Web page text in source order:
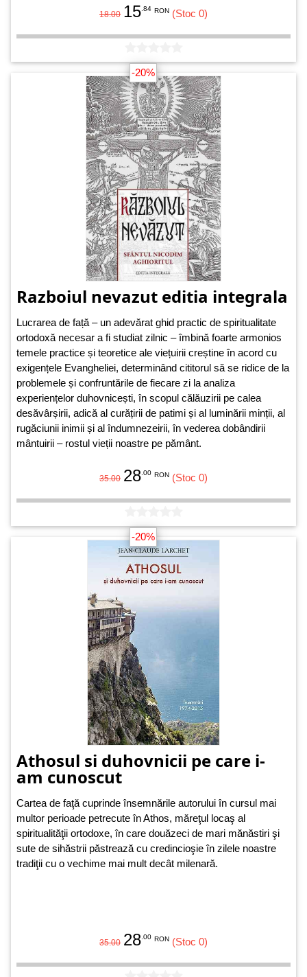
18.00 15 .84 RON (Stoc 0)
-20%
Razboiul nevazut editia integrala
Lucrarea de față – un adevărat ghid practic de spiri­tualitate
ortodoxă necesar a fi studiat zilnic – îmbină foarte armonios
temele practice și teoretice ale viețuirii creștine în acord cu
exigențele Evangheliei, determinând cititorul să se ridice de la
problemele și confruntările de fiecare zi la analiza
experiențelor duhovnicești, în scopul călăuzirii pe calea
desăvârșirii, adică al curățirii de patimi și al luminării minții, al
rugăciunii inimii și al îndumnezeirii, în vederea dobândirii
mântuirii – rostul vieții noastre pe pământ.
35.00 28 .00 RON (Stoc 0)
-20%
Athosul si duhovnicii pe care i-
am cunoscut
Cartea de faţă cuprinde însemnările autorului în cursul mai
multor perioade petrecute în Athos, măreţul locaş al
spiritualităţii ortodoxe, în care douăzeci de mari mănăstiri şi
sute de sihăstrii păstrează cu credincioşie în zilele noastre
tradiţii cu o vechime mai mult decât milenară.
35.00 28 .00 RON (Stoc 0)